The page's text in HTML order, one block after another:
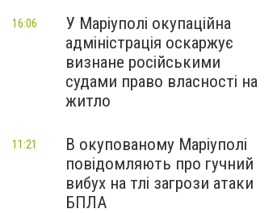
У Маріуполі окупаційна
адміністрація оскаржує
визнане російськими
судами право власності на
житло
16:06
В окупованому Маріуполі
повідомляють про гучний
вибух на тлі загрози атаки
БПЛА
11:21